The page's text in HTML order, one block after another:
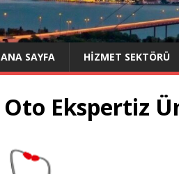
ANA SAYFA HIZMET SEKTÖRÜ
Oto Ekspertiz